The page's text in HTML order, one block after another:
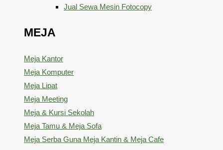
Jual Sewa Mesin Fotocopy
MEJA
Meja Kantor
Meja Komputer
Meja Lipat
Meja Meeting
Meja & Kursi Sekolah
Meja Tamu & Meja Sofa
Meja Serba Guna Meja Kantin & Meja Cafe